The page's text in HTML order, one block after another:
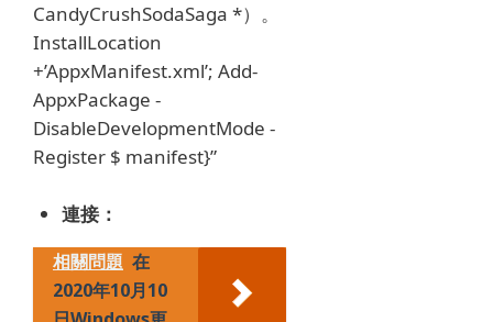
CandyCrushSodaSaga *）。
InstallLocation
+’AppxManifest.xml’; Add-
AppxPackage -
DisableDevelopmentMode -
Register $ manifest}”
連接：
相關問題 在
2020年10月10